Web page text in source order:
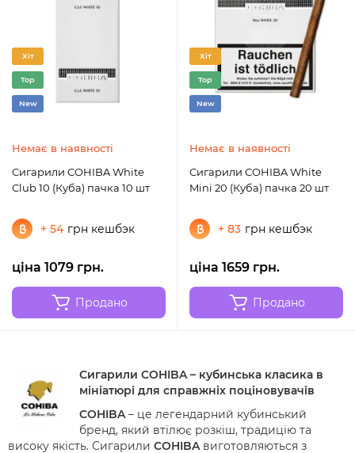
Хіт
Top
New
Немає в наявності
Сигарили COHIBA White
Club 10 (Куба) пачка 10 шт
+ 54 грн кешбэк
ціна 1079 грн.
Продано
Хіт
Top
New
Немає в наявності
Сигарили COHIBA White
Mini 20 (Куба) пачка 20 шт
+ 83 грн кешбэк
ціна 1659 грн.
Продано
Сигарили COHIBA – кубинська класика в
мініатюрі для справжніх поціновувачів
COHIBA– це легендарний кубинський
бренд, який втілює розкіш, традицію та
високу якість. Сигарили COHIBAвиготовляються з